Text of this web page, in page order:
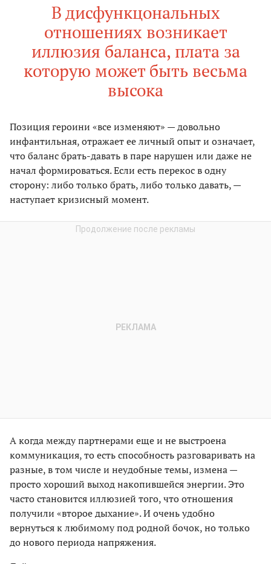
В дисфункцональных
отношениях возникает
иллюзия баланса, плата за
которую может быть весьма
высока
Позиция героини «все изменяют» — довольно
инфантильная, отражает ее личный опыт и означает,
что баланс брать-давать в паре нарушен или даже не
начал формироваться. Если есть перекос в одну
сторону: либо только брать, либо только давать, —
наступает кризисный момент.
А когда между партнерами еще и не выстроена
коммуникация, то есть способность разговаривать на
разные, в том числе и неудобные темы, измена —
просто хороший выход накопившейся энергии. Это
часто становится иллюзией того, что отношения
получили «второе дыхание». И очень удобно
вернуться к любимому под родной бочок, но только
до нового периода напряжения.